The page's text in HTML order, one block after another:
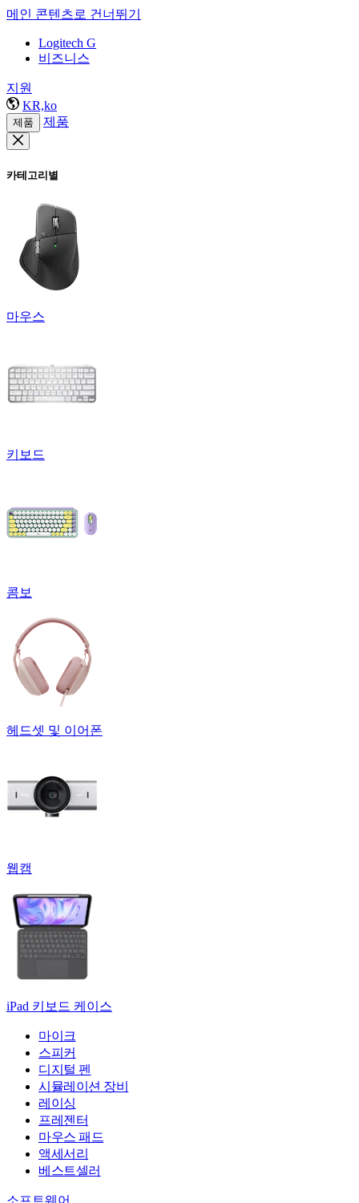
메인 콘텐츠로 건너뛰기
Logitech G
비즈니스
지원
KR,ko
제품 제품
카테고리별
마우스
키보드
콤보
헤드셋 및 이어폰
웹캠
iPad 키보드 케이스
마이크
스피커
디지털 펜
시뮬레이션 장비
레이싱
프레젠터
마우스 패드
액세서리
베스트셀러
소프트웨어